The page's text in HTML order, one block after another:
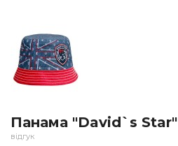
Панама "David`s Star"
відгук